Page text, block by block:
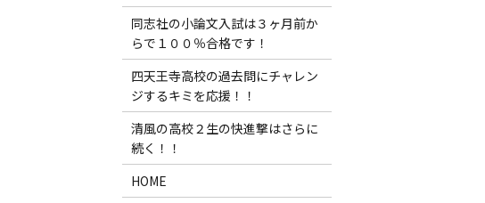
同志社の小論文入試は３ヶ月前か
らで１００％合格です！
四天王寺高校の過去問にチャレン
ジするキミを応援！！
清風の高校２生の快進撃はさらに
続く！！
HOME